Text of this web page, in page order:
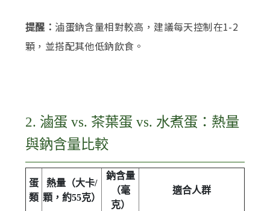
提醒： 滷蛋鈉含量相對較高，建議每天控制在1-2
顆，並搭配其他低鈉飲食。
2. 滷蛋 vs. 茶葉蛋 vs. 水煮蛋：熱量
與鈉含量比較
蛋
類
熱量（大卡/
顆，約55克）
鈉含量
（毫
克）
適合人群